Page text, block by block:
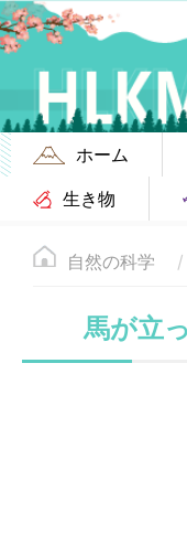
ホーム
生き物
自然の科学
馬が立